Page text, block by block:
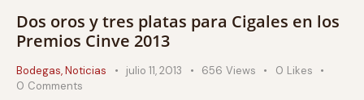
Dos oros y tres platas para Cigales en los
Premios Cinve 2013
Bodegas,Noticias julio 11, 2013 656 Views 0 Likes
0 Comments